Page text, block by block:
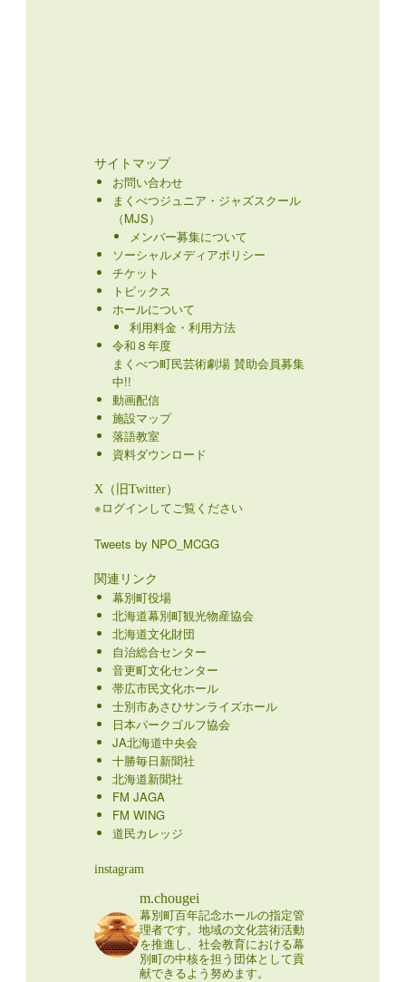
サイトマップ
お問い合わせ
まくべつジュニア・ジャズスクール
（MJS）
メンバー募集について
ソーシャルメディアポリシー
チケット
トピックス
ホールについて
利用料金・利用方法
令和８年度
まくべつ町民芸術劇場 賛助会員募集
中!!
動画配信
施設マップ
落語教室
資料ダウンロード
X（旧Twitter）
※ログインしてご覧ください
Tweets by NPO_MCGG
関連リンク
幕別町役場
北海道幕別町観光物産協会
北海道文化財団
自治総合センター
音更町文化センター
帯広市民文化ホール
士別市あさひサンライズホール
日本パークゴルフ協会
JA北海道中央会
十勝毎日新聞社
北海道新聞社
FM JAGA
FM WING
道民カレッジ
instagram
m.chougei
幕別町百年記念ホールの指定管
理者です。地域の文化芸術活動
を推進し、社会教育における幕
別町の中核を担う団体として貢
献できるよう努めます。